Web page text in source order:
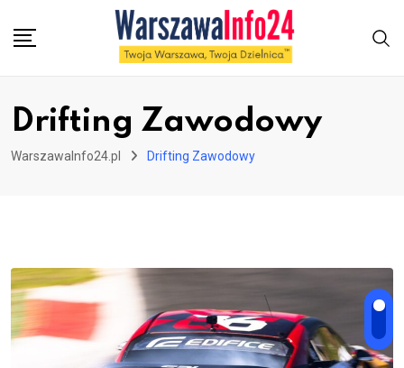
Drifting Zawodowy
WarszawaInfo24.pl Drifting Zawodowy